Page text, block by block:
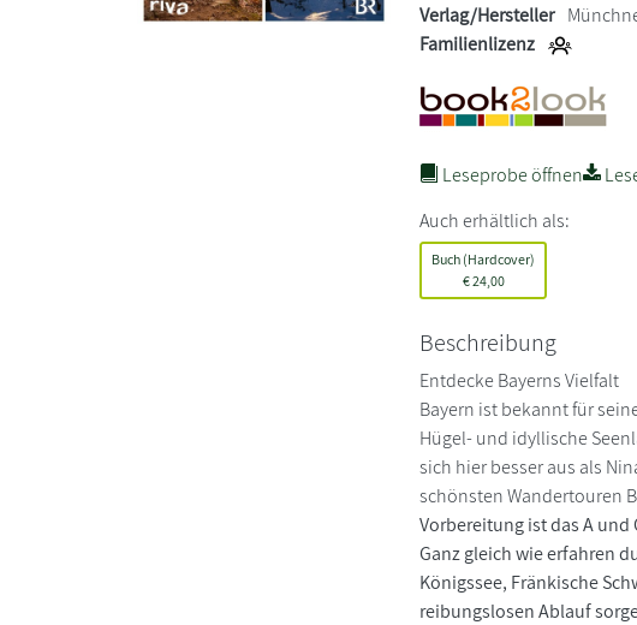
Verlag/Hersteller
Familienlizenz
Leseprobe öffnen
Auch erhältlich als:
Buch (Hardcover)
€24,00
Beschreibung
Entdecke Bayerns Vielfalt
Bayern ist bekannt für
Hügel- und idyllische
sich hier besser aus als
schönsten Wandertouren
Vorbereitung ist das A und
Ganz gleich wie erfahren
Königssee, Fränkische
reibungslosen Ablauf